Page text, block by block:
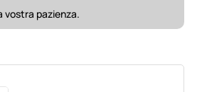
vostra pazienza.